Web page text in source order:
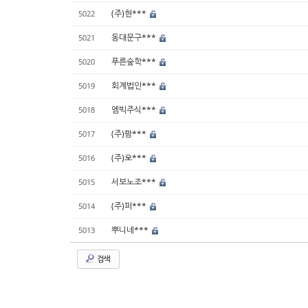
5022 (주)현***
5021 동대문구***
5020 푸른숲학***
5019 회계법인***
5018 엠빅주식***
5017 (주)팜***
5016 (주)오***
5015 서보노조***
5014 (주)퍼***
5013 뿌니네***
검색